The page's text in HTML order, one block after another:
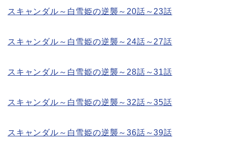
スキャンダル～白雪姫の逆襲～20話～23話
スキャンダル～白雪姫の逆襲～24話～27話
スキャンダル～白雪姫の逆襲～28話～31話
スキャンダル～白雪姫の逆襲～32話～35話
スキャンダル～白雪姫の逆襲～36話～39話